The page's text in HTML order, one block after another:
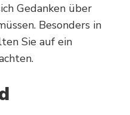
Gedanken über
Besonders in
Sie auf ein